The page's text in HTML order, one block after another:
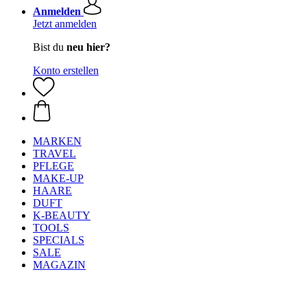
Anmelden
Jetzt anmelden
Bist du neu hier?
Konto erstellen
MARKEN
TRAVEL
PFLEGE
MAKE-UP
HAARE
DUFT
K-BEAUTY
TOOLS
SPECIALS
SALE
MAGAZIN